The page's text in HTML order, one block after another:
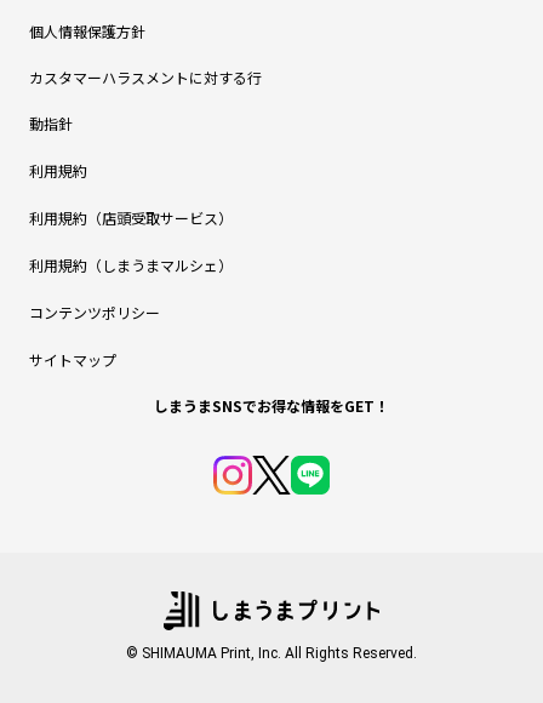
個人情報保護方針
カスタマーハラスメントに対する行
動指針
利用規約
利用規約（店頭受取サービス）
利用規約（しまうまマルシェ）
コンテンツポリシー
サイトマップ
しまうまSNSでお得な情報をGET！
© SHIMAUMA Print, Inc. All Rights Reserved.